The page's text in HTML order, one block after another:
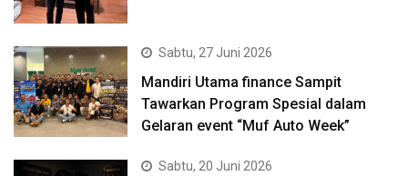
Sabtu, 27 Juni 2026
Mandiri Utama finance Sampit
Tawarkan Program Spesial dalam
Gelaran event “Muf Auto Week”
Sabtu, 20 Juni 2026